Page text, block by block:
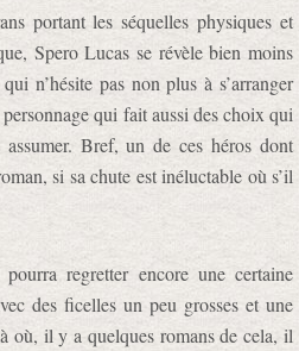
portant les séquelles physiques et
Spero Lucas se révèle bien moins
n’hésite pas non plus à s’arranger
qui fait aussi des choix qui
Bref, un de ces héros dont
si sa chute est inéluctable où s’il
regretter encore une certaine
des ficelles un peu grosses et une
où, il y a quelques romans de cela, il